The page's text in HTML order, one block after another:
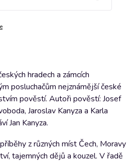
do košíku
hradech a zámcích
posluchačům nejznámější české
pověstí. Autoři pověstí: Josef
Jaroslav Kanyza a Karla
Jan Kanyza.
z různých míst Čech, Moravy
tajemných dějů a kouzel. V řadě